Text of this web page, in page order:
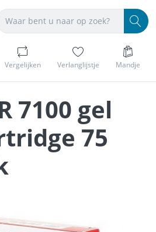
Vergelijken Verlanglijstje Mandje
7100 gel
75